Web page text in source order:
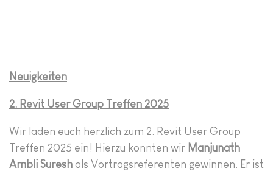
Neuigkeiten
2. Revit User Group Treffen 2025
Wir laden euch herzlich zum 2. Revit User Group
Treffen 2025 ein! Hierzu konnten wir Manjunath
Ambli Suresh als Vortragsreferenten gewinnen. Er ist